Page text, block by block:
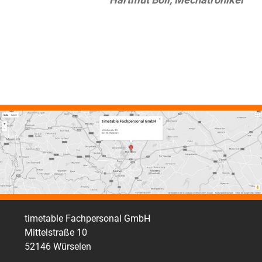
timetable Fachpersonal GmbH
Mittelstraße 10
52146 Würselen